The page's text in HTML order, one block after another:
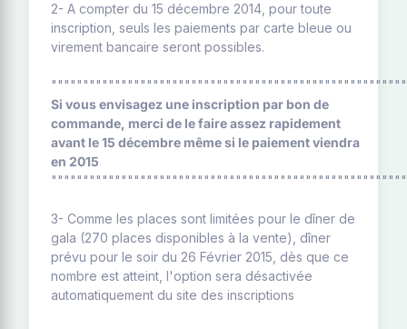
2- A compter du 15 décembre 2014, pour toute
inscription, seuls les paiements par carte bleue ou
virement bancaire seront possibles.
Si vous envisagez une inscription par bon de
commande, merci de le faire assez rapidement
avant le 15 décembre même si le paiement viendra
en 2015
3- Comme les places sont limitées pour le dîner de
gala (270 places disponibles à la vente), dîner
prévu pour le soir du 26 Février 2015, dès que ce
nombre est atteint, l'option sera désactivée
automatiquement du site des inscriptions